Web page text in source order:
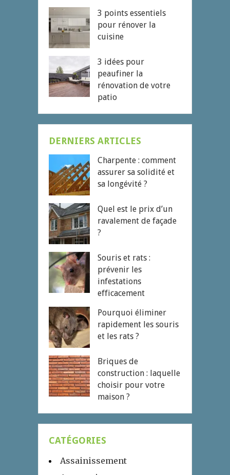
3 points essentiels
pour rénover la
cuisine
3 idées pour
peaufiner la
rénovation de votre
patio
DERNIERS ARTICLES
Charpente : comment
assurer sa solidité et
sa longévité ?
Quel est le prix d’un
ravalement de façade
?
Souris et rats :
prévenir les
infestations
efficacement
Pourquoi éliminer
rapidement les souris
et les rats ?
Briques de
construction : laquelle
choisir pour votre
maison ?
CATÉGORIES
Assainissement